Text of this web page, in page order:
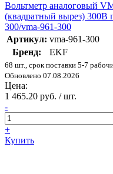
Вольтметр аналоговый
(квадратный вырез) 300В
300/vma-961-300
Артикул: vma-961-300
Бренд:
EKF
68 шт., срок поставки 5-7
Обновлено 07.08.2026
Цена:
1 465.20 руб. / шт.
-
+
Купить